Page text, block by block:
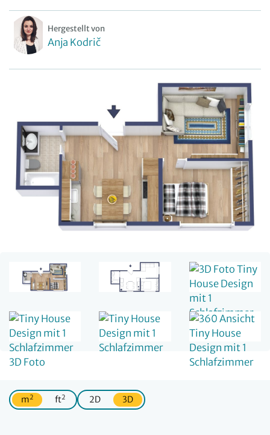
Hergestellt von
Anja Kodrič
m2 ft2 2D 3D